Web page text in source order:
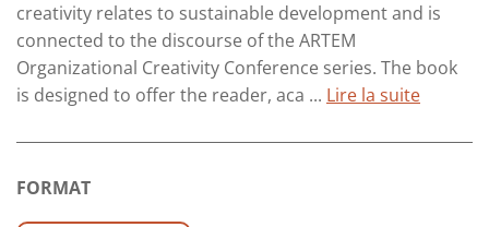
creativity relates to sustainable development and is
connected to the discourse of the ARTEM
Organizational Creativity Conference series. The book
is designed to offer the reader, aca ... Lire la suite
FORMAT